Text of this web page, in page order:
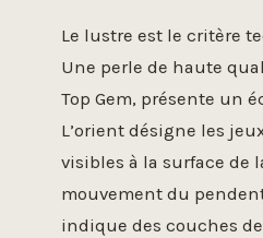
Le lustre est le critère
Une perle de haute
Top Gem, présente un
L’orient désigne les
visibles à la surface de
mouvement du
indique des couches